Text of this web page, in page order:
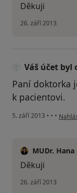
Děkuji
26. září 2013
Váš účet byl
Paní doktorka
k pacientovi.
5. září 2013 • • • podle
MUDr.
Děkuji
26. září 2013